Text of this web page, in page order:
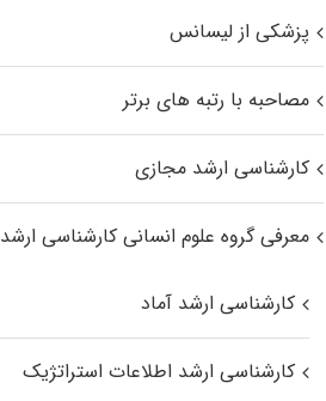
پزشکی از لیسانس
مصاحبه با رتبه های برتر
کارشناسی ارشد مجازی
معرفی گروه علوم انسانی کارشناسی ارشد
کارشناسی ارشد آماد
کارشناسی ارشد اطلاعات استراتژیک